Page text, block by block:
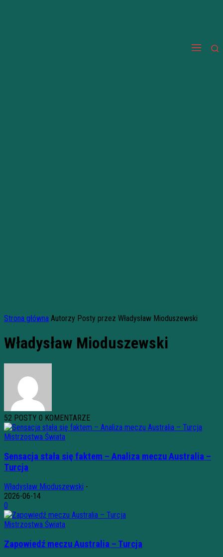
Strona główna Autorzy Posty przez Władysław Mioduszewski
Władysław Mioduszewski
52 POSTY 0 KOMENTARZE
Mistrzostwa Świata
Sensacja stała się faktem – Analiza meczu Australia –
Turcja
Władysław Mioduszewski -
2026-06-14
0
Mistrzostwa Świata
Zapowiedź meczu Australia – Turcja